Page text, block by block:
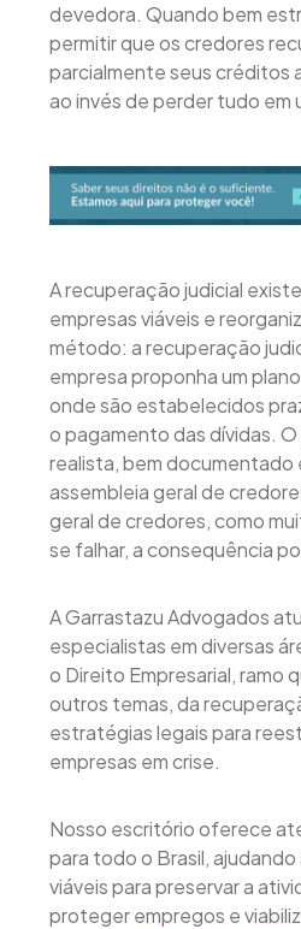
devedora. Quando bem
permitir que os credores
parcialmente seus créditos
ao invés de perder tudo em
A recuperação judicial
empresas viáveis e
método: a recuperação
empresa proponha um
onde são estabelecidos
o pagamento das dívidas.
realista, bem documentado
assembleia geral de
geral de credores, como
se falhar, a consequência
A Garrastazu Advogados
especialistas em diversas
o Direito Empresarial, ramo
outros temas, da
estratégias legais para
empresas em crise.
Nosso escritório oferece
para todo o Brasil,
viáveis para preservar a
proteger empregos e